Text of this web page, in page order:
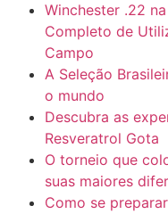
Winchester .22
Completo de
Campo
A Seleção
o mundo
Descubra as
Resveratrol Gota
O torneio que
suas maiores
Como se